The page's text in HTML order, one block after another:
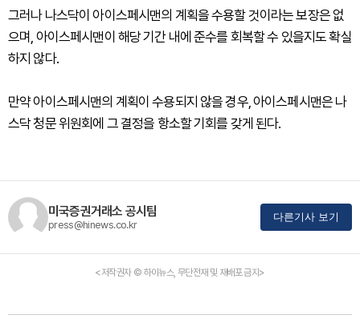
그러나 나스닥이 아이스페시맨의 계획을 수용할 것이라는 보장은 없
으며, 아이스페시맨이 해당 기간 내에 준수를 회복할 수 있을지도 확실
하지 않다.
만약 아이스페시맨의 계획이 수용되지 않을 경우, 아이스페시맨은 나
스닥 청문 위원회에 그 결정을 항소할 기회를 갖게 된다.
미국증권거래소 공시팀
press@hinews.co.kr
다른기사 보기
<저작권자 © 하이뉴스, 무단전재 및 재배포 금지>